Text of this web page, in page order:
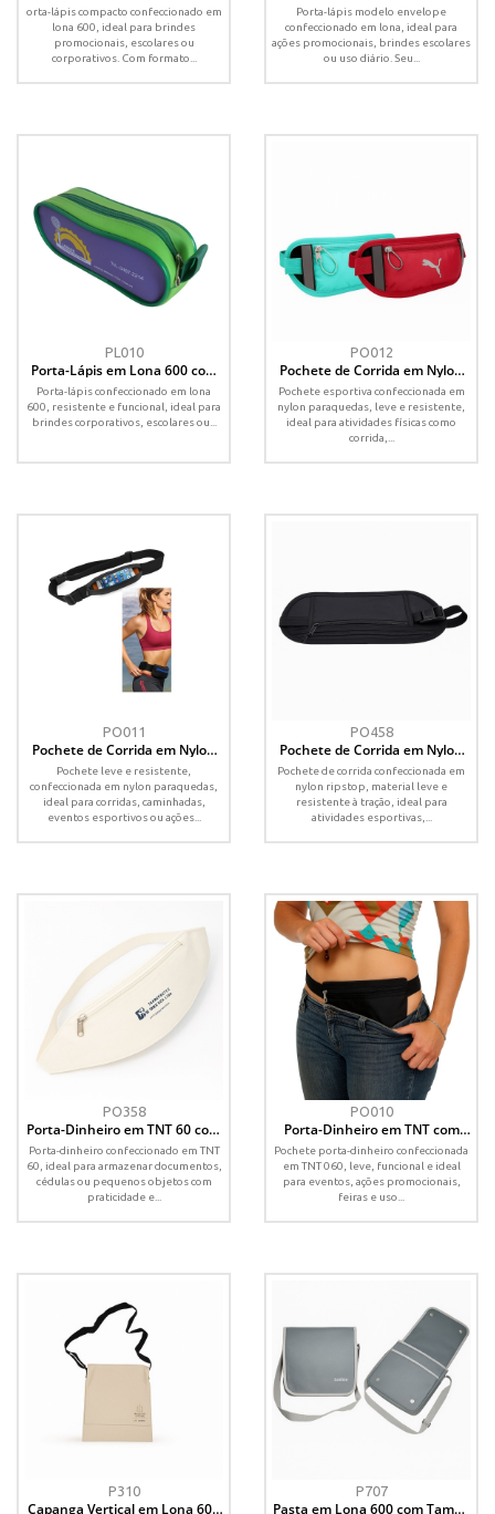
600 com Zíper – Personalizado
orta-lápis compacto confeccionado em
lona 600, ideal para brindes
promocionais, escolares ou
corporativos. Com formato...
com Zíper – Personalizado
Porta-lápis modelo envelope
confeccionado em lona, ideal para
ações promocionais, brindes escolares
ou uso diário. Seu...
PL010
Porta-Lápis em Lona 600 com
Zíper – Personalizado
Porta-lápis confeccionado em lona
600, resistente e funcional, ideal para
brindes corporativos, escolares ou...
PO012
Pochete de Corrida em Nylon
Paraquedas com Viés Boneon –
Personalizada
Pochete esportiva confeccionada em
nylon paraquedas, leve e resistente,
ideal para atividades físicas como
corrida,...
PO011
Pochete de Corrida em Nylon
Paraquedas com Zíper –
Personalizada
Pochete leve e resistente,
confeccionada em nylon paraquedas,
ideal para corridas, caminhadas,
eventos esportivos ou ações...
PO458
Pochete de Corrida em Nylon
Ripstop com Zíper Duplo –
Personalizada
Pochete de corrida confeccionada em
nylon ripstop, material leve e
resistente à tração, ideal para
atividades esportivas,...
PO358
Porta-Dinheiro em TNT 60 com
Zíper e Elástico – Personalizado
Porta-dinheiro confeccionado em TNT
60, ideal para armazenar documentos,
cédulas ou pequenos objetos com
praticidade e...
PO010
Porta-Dinheiro em TNT com
Zíper e Elástico - Personalizado
Pochete porta-dinheiro confeccionada
em TNT 060, leve, funcional e ideal
para eventos, ações promocionais,
feiras e uso...
P310
Capanga Vertical em Lona 600
P707
Pasta em Lona 600 com Tampa